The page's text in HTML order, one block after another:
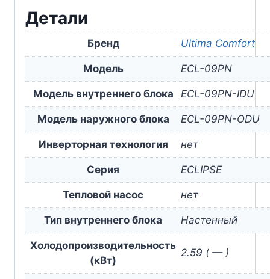
Детали
Бренд Ultima Comfort
Модель ECL-09PN
Модель внутреннего блока ECL-09PN-IDU
Модель наружного блока ECL-09PN-ODU
Инверторная технология нет
Серия ECLIPSE
Тепловой насос нет
Тип внутреннего блока Настенный
Холодопроизводительность
(кВт)
2.59 ( — )